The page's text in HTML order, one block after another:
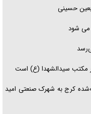
سخت‌گیرانه ۶ قاره در برابر یورش به پاسگاه‌های
حسینی
مکتب سیدالشهدا (ع) است
کرج به شهرک صنعتی امید